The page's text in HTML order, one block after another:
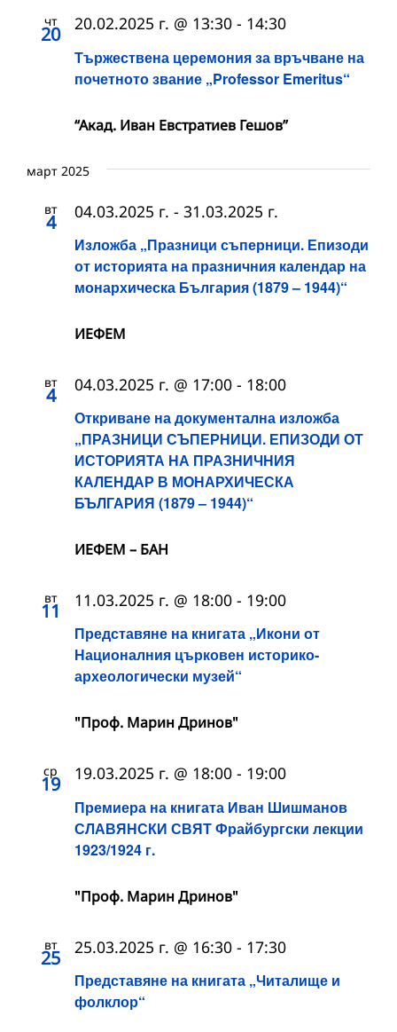
чт
20
Тържествена церемония за връчване на
почетното звание „Professor Emeritus“
20.02.2025 г. @ 13:30 - 14:30
“Акад. Иван Евстратиев Гешов”
март 2025
вт
4
Изложба „Празници съперници. Епизоди
от историята на празничния календар на
монархическа България (1879 – 1944)“
04.03.2025 г. - 31.03.2025 г.
ИЕФЕМ
вт
4
Откриване на документална изложба
„ПРАЗНИЦИ СЪПЕРНИЦИ. ЕПИЗОДИ ОТ
ИСТОРИЯТА НА ПРАЗНИЧНИЯ
КАЛЕНДАР В МОНАРХИЧЕСКА
БЪЛГАРИЯ (1879 – 1944)“
04.03.2025 г. @ 17:00 - 18:00
ИЕФЕМ – БАН
вт
11
Представяне на книгата „Икони от
Националния църковен историко-
археологически музей“
11.03.2025 г. @ 18:00 - 19:00
"Проф. Марин Дринов"
ср
19
Премиера на книгата Иван Шишманов
СЛАВЯНСКИ СВЯТ Фрайбургски лекции
1923/1924 г.
19.03.2025 г. @ 18:00 - 19:00
"Проф. Марин Дринов"
вт
25
Представяне на книгата „Читалище и
фолклор“
25.03.2025 г. @ 16:30 - 17:30